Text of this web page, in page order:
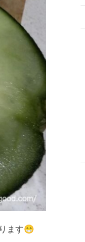
ます😁